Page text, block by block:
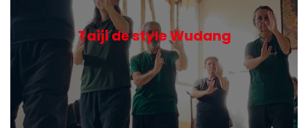
Taiji de style Wudang